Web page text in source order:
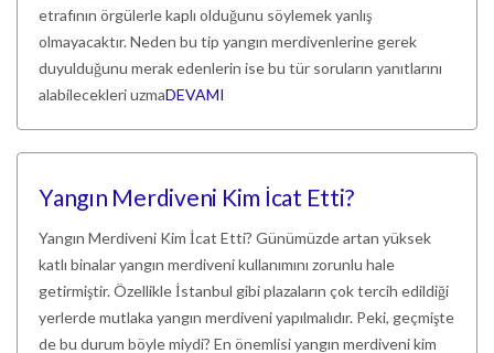
etrafının örgülerle kaplı olduğunu söylemek yanlış
olmayacaktır. Neden bu tip yangın merdivenlerine gerek
duyulduğunu merak edenlerin ise bu tür soruların yanıtlarını
alabilecekleri uzmaDEVAMI
Yangın Merdiveni Kim İcat Etti?
Yangın Merdiveni Kim İcat Etti? Günümüzde artan yüksek
katlı binalar yangın merdiveni kullanımını zorunlu hale
getirmiştir. Özellikle İstanbul gibi plazaların çok tercih edildiği
yerlerde mutlaka yangın merdiveni yapılmalıdır. Peki, geçmişte
de bu durum böyle miydi? En önemlisi yangın merdiveni kim